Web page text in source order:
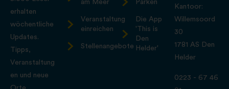
erhalten
wöchentliche
Updates.
Tipps,
Veranstaltung
en und neue
am Meer
Veranstaltung
einreichen
Stellenangebote
Parken
Die App
'This is
Den
Helder'
Kantoor:
Willemsoord
30
1781 AS Den
Helder
0223 - 67 46